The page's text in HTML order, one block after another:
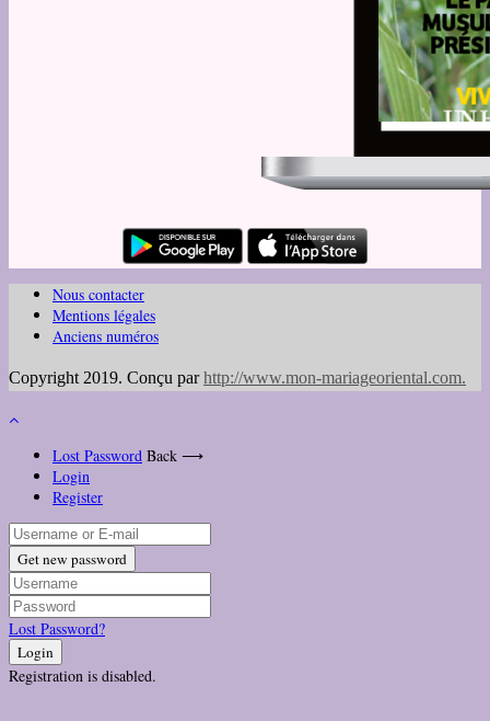
Nous contacter
Mentions légales
Anciens numéros
Copyright 2019. Conçu parhttp://www.mon-mariageoriental.com.
Lost Password Back ⟶
Login
Register
Get new password
Lost Password?
Login
Registration is disabled.